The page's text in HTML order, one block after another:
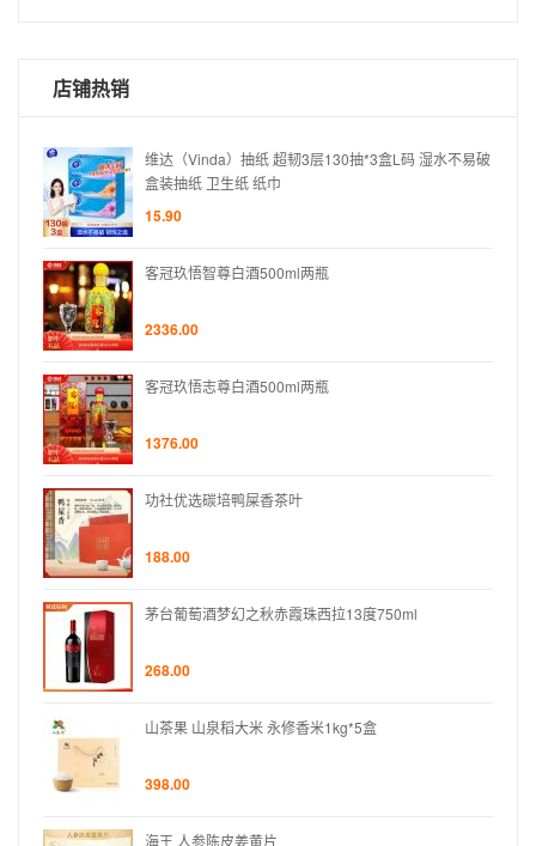
店铺热销
维达（Vinda）抽纸 超韧3层130抽*3盒L码 湿水不易破
盒装抽纸 卫生纸 纸巾
15.90
客冠玖悟智尊白酒500ml两瓶
2336.00
客冠玖悟志尊白酒500ml两瓶
1376.00
功社优选碳培鸭屎香茶叶
188.00
茅台葡萄酒梦幻之秋赤霞珠西拉13度750ml
268.00
山茶果 山泉稻大米 永修香米1kg*5盒
398.00
海王 人参陈皮姜黄片